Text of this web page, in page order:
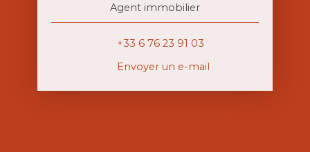
Agent immobilier
+33 6 76 23 91 03
Envoyer un e-mail